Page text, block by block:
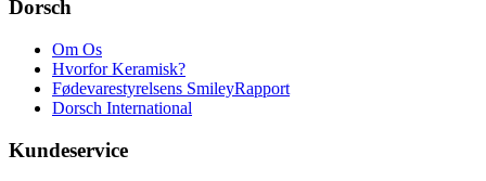
Dorsch
Om Os
Hvorfor Keramisk?
Fødevarestyrelsens SmileyRapport
Dorsch International
Kundeservice